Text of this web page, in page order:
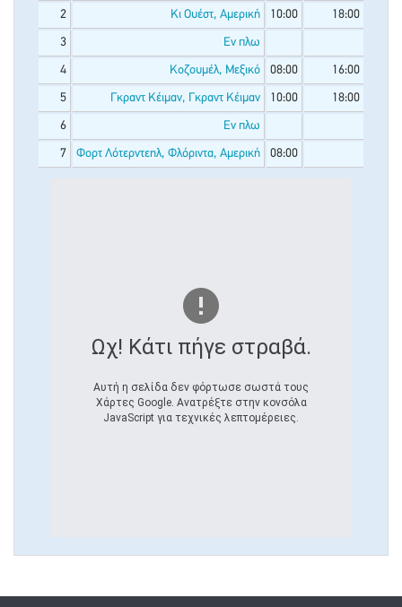
2 Κι Ουέστ, Αμερική 10:00 18:00
3 Εν πλω
4 Κοζουμέλ, Μεξικό 08:00 16:00
5 Γκραντ Κέιμαν, Γκραντ Κέιμαν 10:00 18:00
6 Εν πλω
7 Φορτ Λότερντεηλ, Φλόριντα, Αμερική 08:00
Ωχ! Κάτι πήγε στραβά.
Αυτή η σελίδα δεν φόρτωσε σωστά τους
Χάρτες Google. Ανατρέξτε στην κονσόλα
JavaScript για τεχνικές λεπτομέρειες.